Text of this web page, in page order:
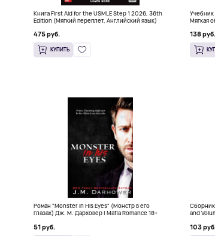
Книга First Aid for the USMLE Step 1 2026, 36th
Edition (Мягкий переплет, Английский язык)
475 руб.
КУПИТЬ
Мягкая
138 руб.
Роман "Monster in His Eyes" (Монстр в его
глазах) Дж. М. Дарховер | Mafia Romance 18+
51 руб.
Сборник
and
103